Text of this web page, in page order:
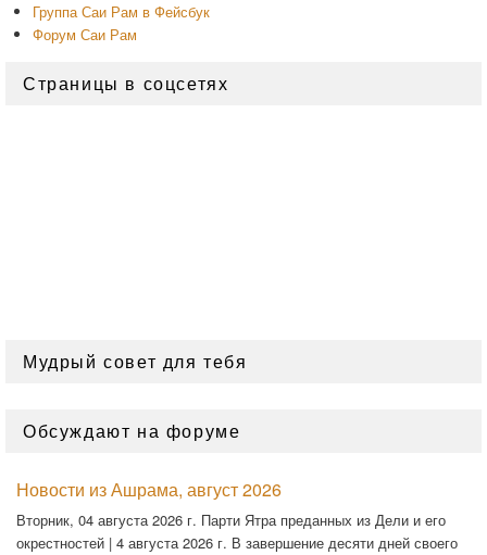
Группа Саи Рам в Фейсбук
Форум Саи Рам
Страницы в соцсетях
Мудрый совет для тебя
Обсуждают на форуме
Новости из Ашрама, август 2026
Вторник, 04 августа 2026 г. Парти Ятра преданных из Дели и его
окрестностей | 4 августа 2026 г. В завершение десяти дней своего